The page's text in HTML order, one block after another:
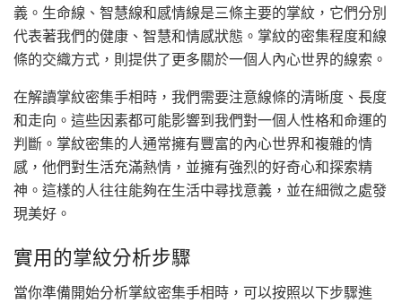
義。生命線、智慧線和感情線是三條主要的掌紋，它們分別
代表著我們的健康、智慧和情感狀態。掌紋的密集程度和線
條的交織方式，則提供了更多關於一個人內心世界的線索。
在解讀掌紋密集手相時，我們需要注意線條的清晰度、長度
和走向。這些因素都可能影響到我們對一個人性格和命運的
判斷。掌紋密集的人通常擁有豐富的內心世界和複雜的情
感，他們對生活充滿熱情，並擁有強烈的好奇心和探索精
神。這樣的人往往能夠在生活中尋找意義，並在細微之處發
現美好。
實用的掌紋分析步驟
當你準備開始分析掌紋密集手相時，可以按照以下步驟進